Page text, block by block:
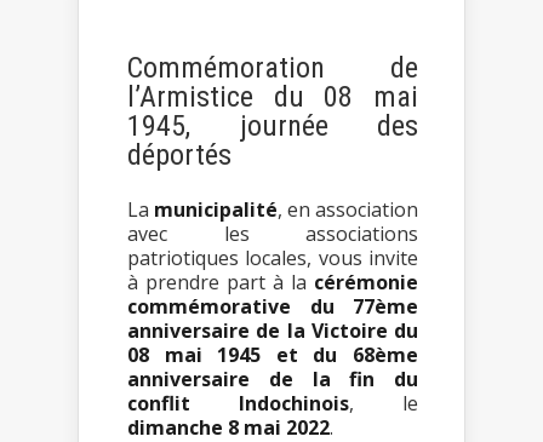
Commémoration de
l’Armistice du 08 mai
1945, journée des
déportés
La municipalité, en association
avec les associations
patriotiques locales, vous invite
à prendre part à la cérémonie
commémorative du 77ème
anniversaire de la Victoire du
08 mai 1945 et du 68ème
anniversaire de la fin du
conflit Indochinois, le
dimanche 8 mai 2022.